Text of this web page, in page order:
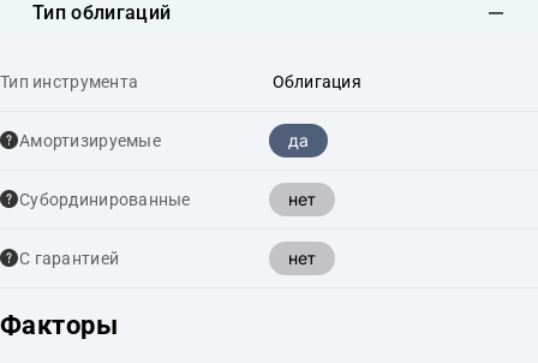
Тип облигаций
Тип инструмента Облигация
Амортизируемые да
Cубординированные нет
С гарантией нет
Факторы